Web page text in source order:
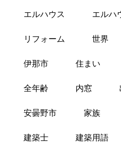
エルハウス エルハ
リフォーム 世界
伊那市 住まい
全年齢 内窓
安曇野市 家族
建築士 建築用語